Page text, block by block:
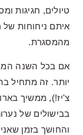
טיולים, חגיגות
איתם ניחוחות של
מהמסגרת.
אם בכל השנה
יותר. זה מתחיל
צ'יז!), ממשיך
בבישולים של
והחושך בזמן